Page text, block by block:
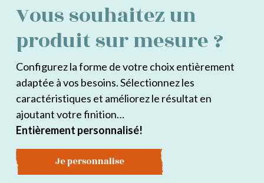
Vous souhaitez un
produit sur mesure ?
Configurez la forme de votre choix entièrement
adaptée à vos besoins. Sélectionnez les
caractéristiques et améliorez le résultat en
ajoutant votre finition…
Entièrement personnalisé!
Je personnalise